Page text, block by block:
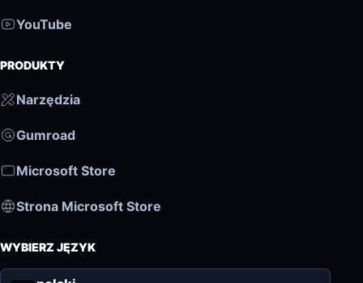
YouTube
PRODUKTY
Narzędzia
Gumroad
Microsoft Store
Strona Microsoft Store
WYBIERZ JĘZYK